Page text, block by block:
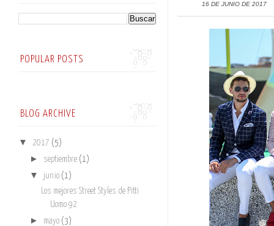
16 DE JUNIO DE 2017
POPULAR POSTS
BLOG ARCHIVE
▼ 2017 (5)
► septiembre (1)
▼ junio (1)
Los mejores Street Styles de Pitti
Uomo 92
► mayo (3)